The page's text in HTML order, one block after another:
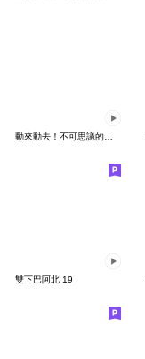
雙下巴阿北 19